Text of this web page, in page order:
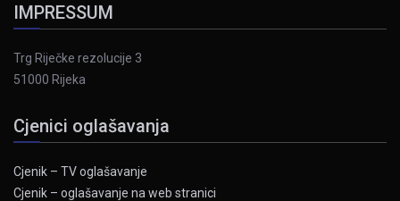
IMPRESSUM
Trg Riječke rezolucije 3
51000 Rijeka
Cjenici oglašavanja
Cjenik – TV oglašavanje
Cjenik – oglašavanje na web stranici